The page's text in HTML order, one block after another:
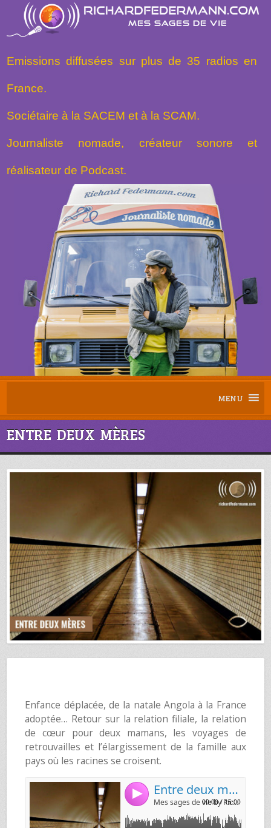
Emissions diffusées sur plus de 35 radios en
France.
Sociétaire à la SACEM et à la SCAM.
Journaliste nomade, créateur sonore et
réalisateur de Podcast.
MENU
ENTRE DEUX MÈRES
Enfance déplacée, de la natale Angola à la France
adoptée… Retour sur la relation filiale, la relation
de cœur pour deux mamans, les voyages de
retrouvailles et l’élargissement de la famille aux
pays où les racines se croisent.